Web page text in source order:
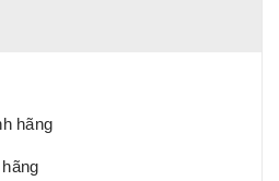
hãng